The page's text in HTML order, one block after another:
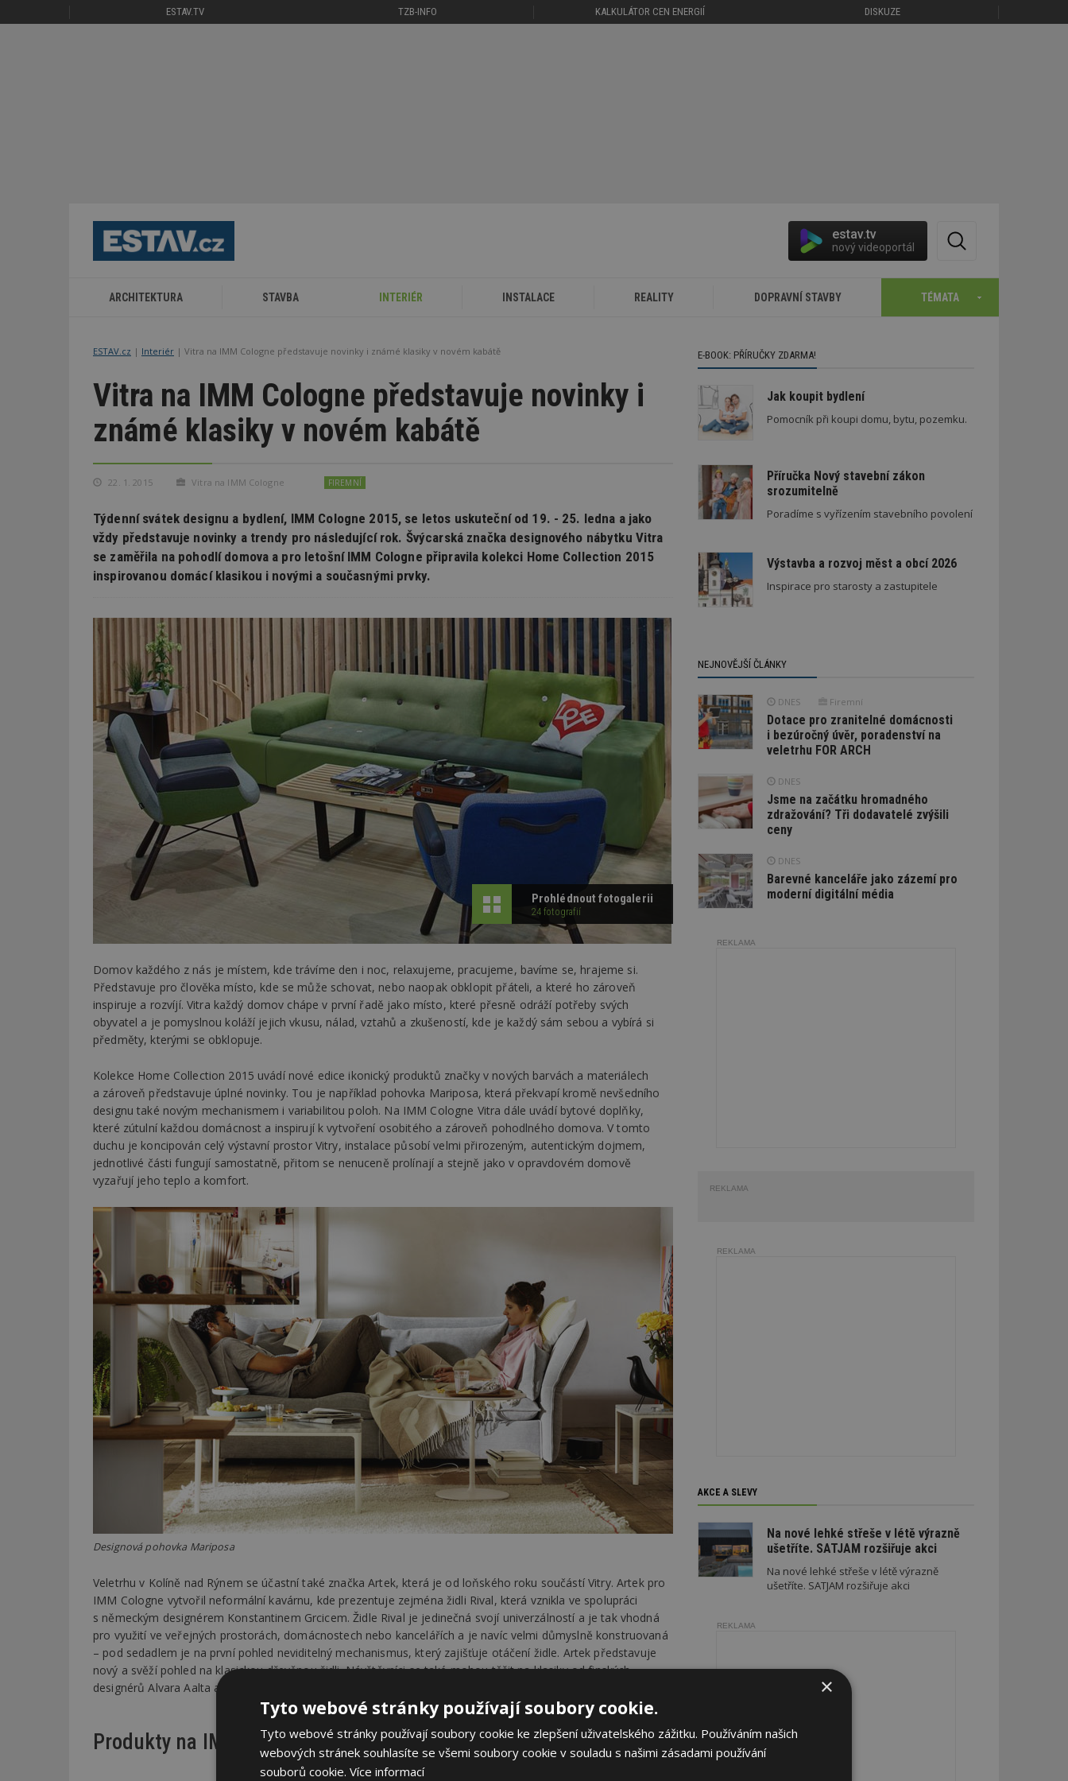
ESTAV.TV TZB-INFO KALKULÁTOR CEN ENERGIÍ DISKUZE
estav.tv
nový videoportál
ARCHITEKTURA STAVBA INTERIÉR INSTALACE REALITY DOPRAVNÍ STAVBY TÉMATA
ESTAV.cz Interiér Vitra na IMM Cologne představuje novinky i známé klasiky v novém kabátě
Vitra na IMM Cologne představuje novinky i
známé klasiky v novém kabátě
22. 1. 2015 Vitra na IMM Cologne FIREMNÍ
Týdenní svátek designu a bydlení, IMM Cologne 2015, se letos uskuteční od 19. - 25. ledna a jako
vždy představuje novinky a trendy pro následující rok. Švýcarská značka designového nábytku Vitra
se zaměřila na pohodlí domova a pro letošní IMM Cologne připravila kolekci Home Collection 2015
inspirovanou domácí klasikou i novými a současnými prvky.
Prohlédnout fotogalerii
24 fotografií
Domov každého z nás je místem, kde trávíme den i noc, relaxujeme, pracujeme, bavíme se, hrajeme si.
Představuje pro člověka místo, kde se může schovat, nebo naopak obklopit přáteli, a které ho zároveň
inspiruje a rozvíjí. Vitra každý domov chápe v první řadě jako místo, které přesně odráží potřeby svých
obyvatel a je pomyslnou koláží jejich vkusu, nálad, vztahů a zkušeností, kde je každý sám sebou a vybírá si
předměty, kterými se obklopuje.
Kolekce Home Collection 2015 uvádí nové edice ikonický produktů značky v nových barvách a materiálech
a zároveň představuje úplné novinky. Tou je například pohovka Mariposa, která překvapí kromě nevšedního
designu také novým mechanismem i variabilitou poloh. Na IMM Cologne Vitra dále uvádí bytové doplňky,
které zútulní každou domácnost a inspirují k vytvoření osobitého a zároveň pohodlného domova. V tomto
duchu je koncipován celý výstavní prostor Vitry, instalace působí velmi přirozeným, autentickým dojmem,
jednotlivé části fungují samostatně, přitom se nenuceně prolínají a stejně jako v opravdovém domově
vyzařují jeho teplo a komfort.
Designová pohovka Mariposa
Veletrhu v Kolíně nad Rýnem se účastní také značka Artek, která je od loňského roku součástí Vitry. Artek pro
IMM Cologne vytvořil neformální kavárnu, kde prezentuje zejména židli Rival, která vznikla ve spolupráci
s německým designérem Konstantinem Grcicem. Židle Rival je jedinečná svojí univerzálností a je tak vhodná
pro využití ve veřejných prostorách, domácnostech nebo kancelářích a je navíc velmi důmyslně konstruovaná
– pod sedadlem je na první pohled neviditelný mechanismus, který zajišťuje otáčení židle. Artek představuje
nový a svěží pohled na klasickou dřevěnou židli. Návštěvníci se také mohou těšit na klasiky od finských
designérů Alvara Aalta a Ilmari Tapiovaara.
Produkty na IMM Cologne
E-BOOK: PŘÍRUČKY ZDARMA!
Jak koupit bydlení
Pomocník při koupi domu, bytu, pozemku.
Příručka Nový stavební zákon
srozumitelně
Poradíme s vyřízením stavebního povolení
Výstavba a rozvoj měst a obcí 2026
Inspirace pro starosty a zastupitele
NEJNOVĚJŠÍ ČLÁNKY
DNES Firemní
Dotace pro zranitelné domácnosti
i bezúročný úvěr, poradenství na
veletrhu FOR ARCH
DNES
Jsme na začátku hromadného
zdražování? Tři dodavatelé zvýšili
ceny
DNES
Barevné kanceláře jako zázemí pro
moderní digitální média
REKLAMA
REKLAMA
REKLAMA
AKCE A SLEVY
Na nové lehké střeše v létě výrazně
ušetříte. SATJAM rozšiřuje akci
Na nové lehké střeše v létě výrazně
ušetříte. SATJAM rozšiřuje akci
REKLAMA
×
Tyto webové stránky používají soubory cookie.
Tyto webové stránky používají soubory cookie ke zlepšení uživatelského zážitku. Používáním našich
webových stránek souhlasíte se všemi soubory cookie v souladu s našimi zásadami používání
souborů cookie. Více informací